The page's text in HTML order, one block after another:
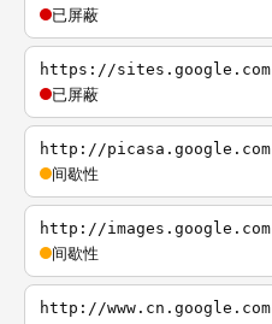
已屏蔽
https://sites.google.com
已屏蔽
http://picasa.google.com
间歇性
http://images.google.com
间歇性
http://www.cn.google.com